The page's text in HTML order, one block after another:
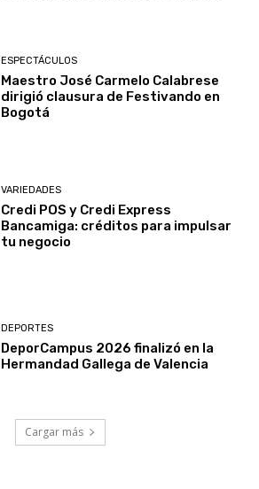
ESPECTÁCULOS
Maestro José Carmelo Calabrese
dirigió clausura de Festivando en
Bogotá
VARIEDADES
Credi POS y Credi Express
Bancamiga: créditos para impulsar
tu negocio
DEPORTES
DeporCampus 2026 finalizó en la
Hermandad Gallega de Valencia
Cargar más